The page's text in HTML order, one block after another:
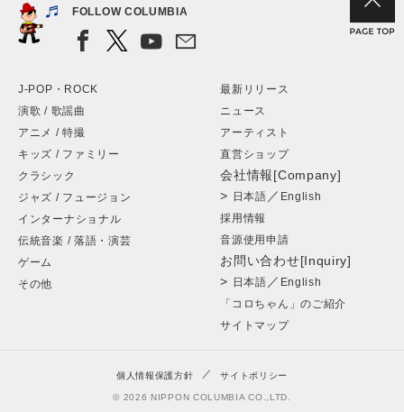
FOLLOW COLUMBIA
J-POP・ROCK
演歌 / 歌謡曲
アニメ / 特撮
キッズ / ファミリー
クラシック
ジャズ / フュージョン
インターナショナル
伝統音楽 / 落語・演芸
ゲーム
その他
最新リリース
ニュース
アーティスト
直営ショップ
会社情報[Company]
> 日本語 ／ English
採用情報
音源使用申請
お問い合わせ[Inquiry]
> 日本語 ／ English
「コロちゃん」のご紹介
サイトマップ
個人情報保護方針 サイトポリシー
© 2026 NIPPON COLUMBIA CO.,LTD.